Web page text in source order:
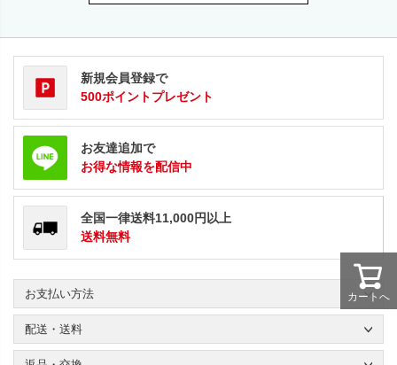
カートへ
新規会員登録で
500ポイントプレゼント
お友達追加で
お得な情報を配信中
全国一律送料11,000円以上
送料無料
お支払い方法
配送・送料